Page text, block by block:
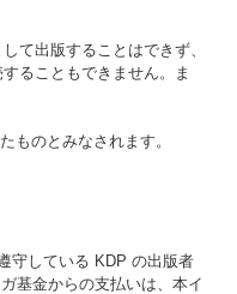
て出版することはできず、
ることもできません。ま
ものとみなされます。
守している KDP の出版者
基金からの支払いは、本イ